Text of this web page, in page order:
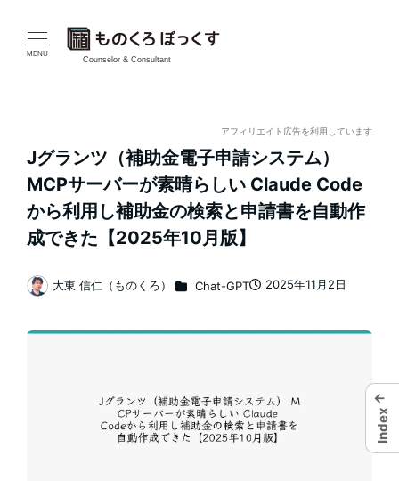
MENU
Counselor & Consultant
アフィリエイト広告を利用しています
Jグランツ（補助金電子申請システム）
MCPサーバーが素晴らしい Claude Code
から利用し補助金の検索と申請書を自動作
成できた【2025年10月版】
2025年11月2日
著
大東 信仁（ものくろ） カテゴリー
Chat-GPT
←
Index